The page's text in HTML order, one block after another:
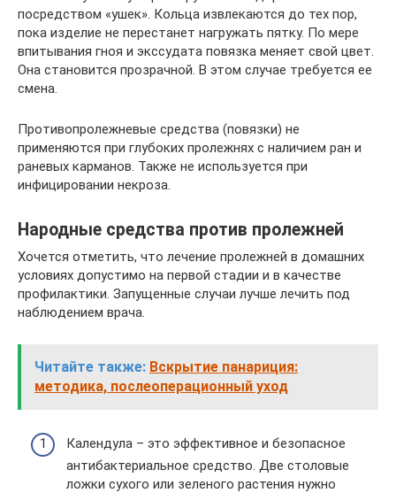
посредством «ушек». Кольца извлекаются до тех пор,
пока изделие не перестанет нагружать пятку. По мере
впитывания гноя и экссудата повязка меняет свой цвет.
Она становится прозрачной. В этом случае требуется ее
смена.
Противопролежневые средства (повязки) не
применяются при глубоких пролежнях с наличием ран и
раневых карманов. Также не используется при
инфицировании некроза.
Народные средства против пролежней
Хочется отметить, что лечение пролежней в домашних
условиях допустимо на первой стадии и в качестве
профилактики. Запущенные случаи лучше лечить под
наблюдением врача.
Читайте также: Вскрытие панариция:
методика, послеоперационный уход
Календула – это эффективное и безопасное
антибактериальное средство. Две столовые
ложки сухого или зеленого растения нужно